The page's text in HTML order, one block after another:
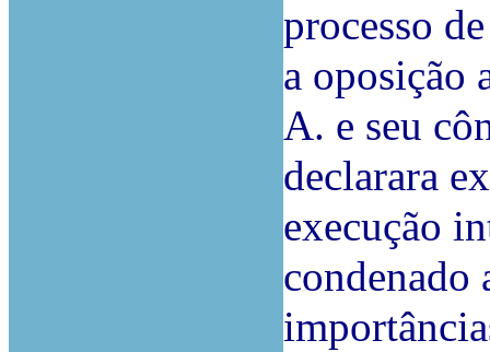
processo
a oposição
A. e seu
declarara
execução
condenado